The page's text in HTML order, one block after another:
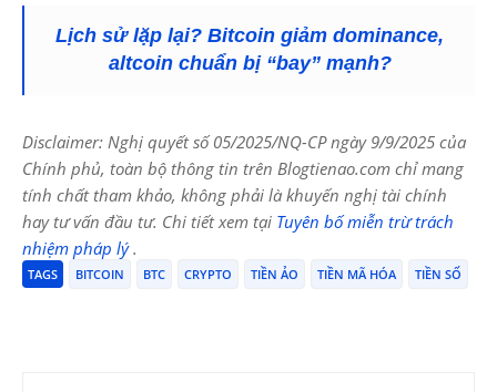
Lịch sử lặp lại? Bitcoin giảm dominance,
altcoin chuẩn bị “bay” mạnh?
Disclaimer: Nghị quyết số 05/2025/NQ-CP ngày 9/9/2025 của
Chính phủ, toàn bộ thông tin trên Blogtienao.com chỉ mang
tính chất tham khảo, không phải là khuyến nghị tài chính
hay tư vấn đầu tư. Chi tiết xem tại Tuyên bố miễn trừ trách
nhiệm pháp lý.
TAGS BITCOIN BTC CRYPTO TIỀN ẢO TIỀN MÃ HÓA TIỀN SỐ